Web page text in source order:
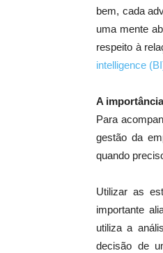
bem, cada
uma mente
respeito à
intelligence
A
Para
gestão da
quando
Utilizar as
importante
utiliza a
decisão de